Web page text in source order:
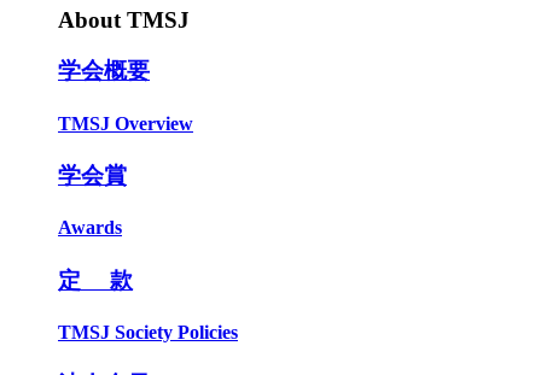
About TMSJ
学会概要
TMSJ Overview
学会賞
Awards
定 款
TMSJ Society Policies